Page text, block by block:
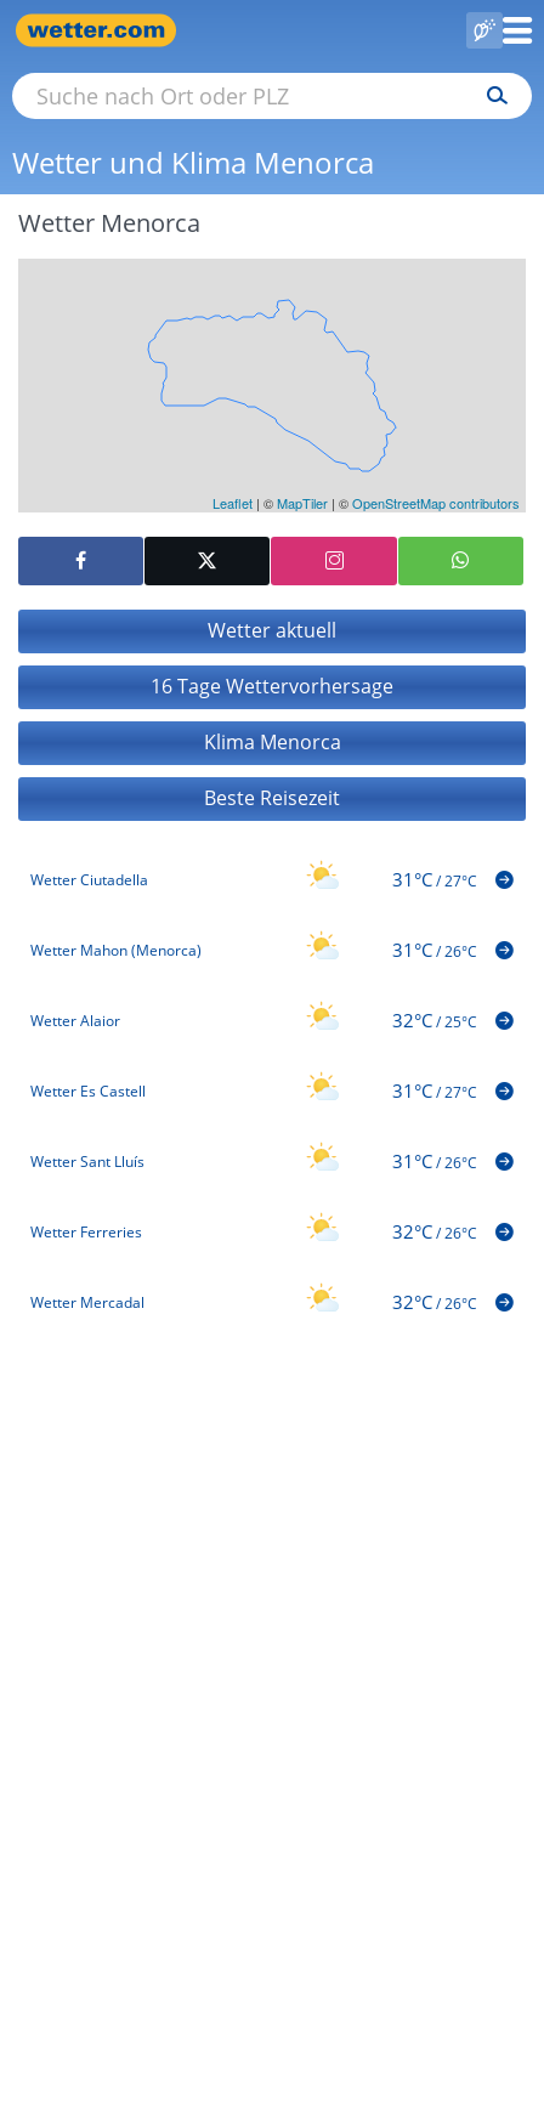
Wetter und Klima Menorca
Wetter Menorca
Leaflet | ©MapTiler | ©OpenStreetMap contributors
Wetter aktuell
16 Tage Wettervorhersage
Klima Menorca
Beste Reisezeit
Wetter Ciutadella 31°C/27°C
Wetter Mahon (Menorca) 31°C/26°C
Wetter Alaior 32°C/25°C
Wetter Es Castell 31°C/27°C
Wetter Sant Lluís 31°C/26°C
Wetter Ferreries 32°C/26°C
Wetter Mercadal 32°C/26°C